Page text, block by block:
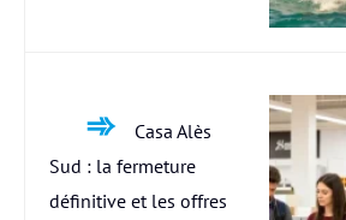
Casa Alès
Sud : la fermeture
définitive et les offres